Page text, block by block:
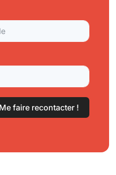
Me faire recontacter !